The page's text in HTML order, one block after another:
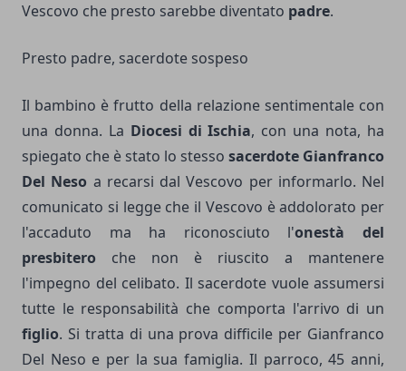
Vescovo che presto sarebbe diventato padre.
Presto padre, sacerdote sospeso
Il bambino è frutto della relazione sentimentale con
una donna. La Diocesi di Ischia, con una nota, ha
spiegato che è stato lo stesso sacerdote Gianfranco
Del Neso a recarsi dal Vescovo per informarlo. Nel
comunicato si legge che il Vescovo è addolorato per
l'accaduto ma ha riconosciuto l'onestà del
presbitero che non è riuscito a mantenere
l'impegno del celibato. Il sacerdote vuole assumersi
tutte le responsabilità che comporta l'arrivo di un
figlio. Si tratta di una prova difficile per Gianfranco
Del Neso e per la sua famiglia. Il parroco, 45 anni,